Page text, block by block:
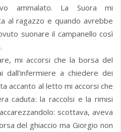
ammalato. La Suora mi
al ragazzo e quando avrebbe
suonare il campanello così
mi accorsi che la borsa del
dall’infermiere a chiedere dei
accanto al letto mi accorsi che
caduta: la raccolsi e la rimisi
scottava, aveva
del ghiaccio ma Giorgio non